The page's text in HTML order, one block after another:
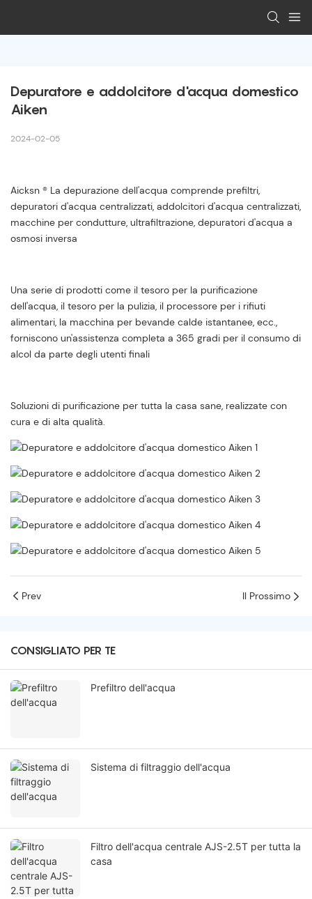
Depuratore e addolcitore d'acqua domestico
Aiken
2024-02-05
Aicksn ® La depurazione dell'acqua comprende prefiltri,
depuratori d'acqua centralizzati, addolcitori d'acqua centralizzati,
macchine per condutture, ultrafiltrazione, depuratori d'acqua a
osmosi inversa
Una serie di prodotti come il tesoro per la purificazione
dell'acqua, il tesoro per la pulizia, il processore per i rifiuti
alimentari, la macchina per bevande calde istantanee, ecc.,
forniscono un'assistenza completa a 365 gradi per il consumo di
alcol da parte degli utenti finali
Soluzioni di purificazione per tutta la casa sane, realizzate con
cura e di alta qualità.
Prev Il Prossimo
CONSIGLIATO PER TE
Prefiltro dell'acqua
Sistema di filtraggio dell'acqua
Filtro dell'acqua centrale AJS-2.5T per tutta la
casa